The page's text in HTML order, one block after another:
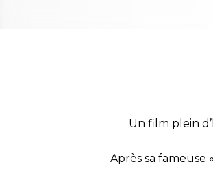
Un film plein
Après sa fameuse